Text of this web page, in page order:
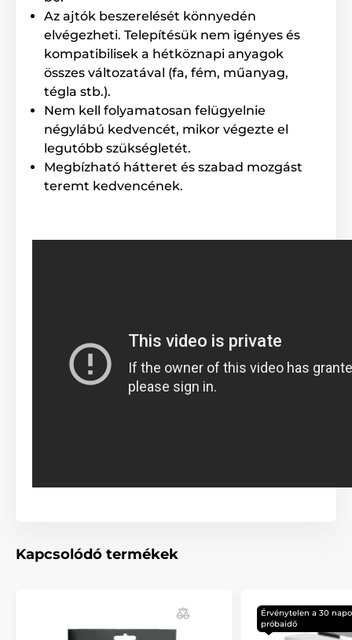
Az ajtók beszerelését könnyedén
elvégezheti. Telepítésük nem igényes és
kompatibilisek a hétköznapi anyagok
összes változatával (fa, fém, műanyag,
tégla stb.).
Nem kell folyamatosan felügyelnie
négylábú kedvencét, mikor végezte el
legutóbb szükségletét.
Megbízható hátteret és szabad mozgást
teremt kedvencének.
Kapcsolódó termékek
Érvénytelen a 30
próbaidő